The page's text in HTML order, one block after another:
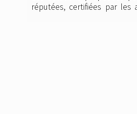
réputées, certifiées par les